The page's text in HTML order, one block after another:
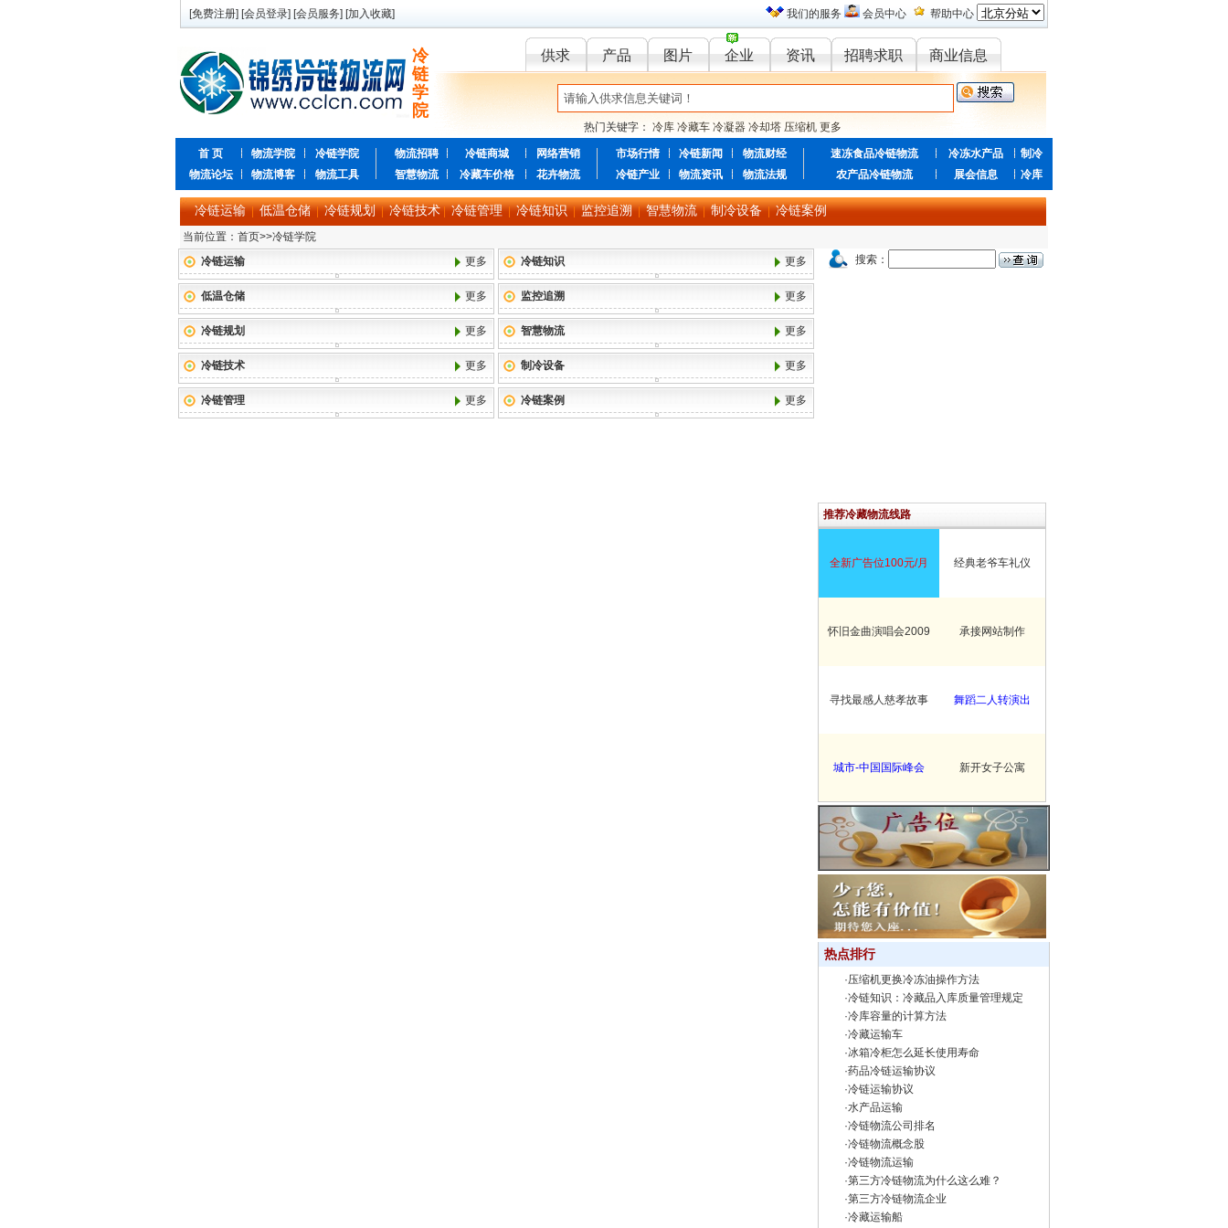
[免费注册] [会员登录] [会员服务] [加入收藏] 我们的服务 会员中心 帮助中心
冷
链
学
院
供求 产品 图片 企业 资讯 招聘求职 商业信息
热门关键字： 冷库 冷藏车 冷凝器 冷却塔 压缩机 更多
首 页 物流学院
冷链学院
物流论坛
物流博客 物流工具
物流招聘 冷链商城
网络营销
智慧物流
冷藏车价格 花卉物流
市场行情 冷链新闻
物流财经
冷链产业
物流资讯 物流法规
速冻食品冷链物流 冷冻水产品
制冷
农产品冷链物流
展会信息 冷库
冷链运输 | 低温仓储 | 冷链规划 | 冷链技术 | 冷链管理 | 冷链知识 | 监控追溯 | 智慧物流 | 制冷设备 | 冷链案例
当前位置： 首页>>冷链学院
冷链运输
更多 冷链知识 更多
低温仓储 更多 监控追溯 更多
冷链规划 更多 智慧物流 更多
冷链技术 更多 制冷设备 更多
冷链管理 更多 冷链案例 更多
搜索：
推荐冷藏物流线路
全新广告位100元/月 经典老爷车礼仪
怀旧金曲演唱会2009 承接网站制作
寻找最感人慈孝故事 舞蹈二人转演出
城市-中国国际峰会 新开女子公寓
热点排行
·压缩机更换冷冻油操作方法
·冷链知识：冷藏品入库质量管理规定
·冷库容量的计算方法
·冷藏运输车
·冰箱冷柜怎么延长使用寿命
·药品冷链运输协议
·冷链运输协议
·水产品运输
·冷链物流公司排名
·冷链物流概念股
·冷链物流运输
·第三方冷链物流为什么这么难？
·第三方冷链物流企业
·冷藏运输船